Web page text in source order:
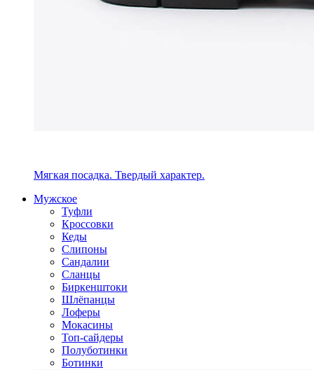
Мягкая посадка. Твердый характер.
Мужское
Туфли
Кроссовки
Кеды
Слипоны
Сандалии
Сланцы
Биркенштоки
Шлёпанцы
Лоферы
Мокасины
Топ-сайдеры
Полуботинки
Ботинки